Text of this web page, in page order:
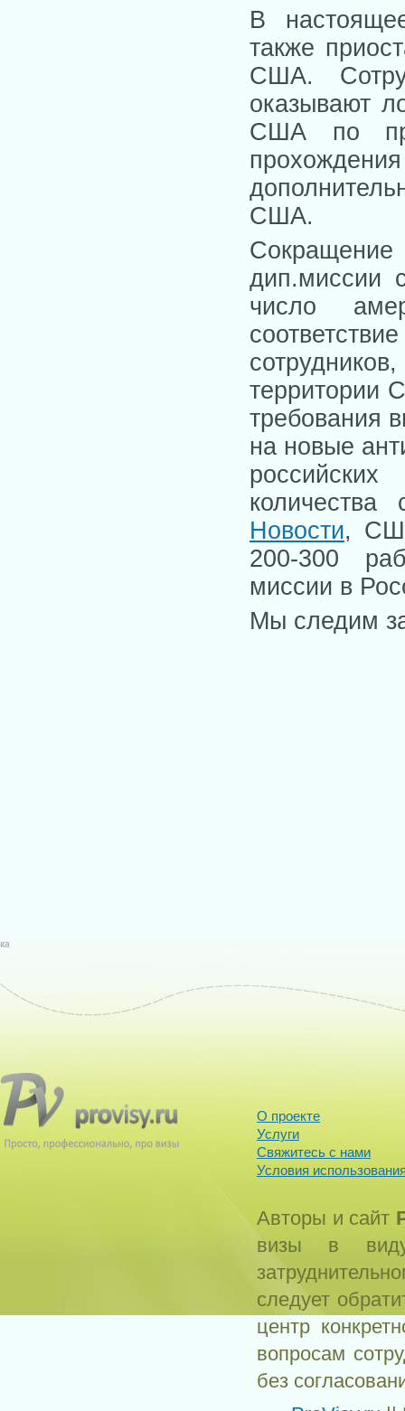
В
также
США.
оказывают
США по
США.
дип.миссии
число
территории
требования
на новые
Новости,
200-300
миссии в
Мы следим
О проекте
Услуги
Свяжитесь с нами
Условия
Авторы и сайт
визы в виду
следует
центр
вопросам
без